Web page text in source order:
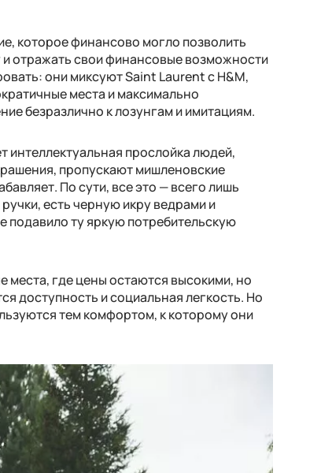
которое финансово могло позволить
отражать свои финансовые возможности
они миксуют Saint Laurent с H&M,
места и максимально
безразлично к лозунгам и имитациям.
интеллектуальная прослойка людей,
пропускают мишленовские
По сути, все это — всего лишь
есть черную икру ведрами и
ту яркую потребительскую
места, где цены остаются высокими, но
доступность и социальная легкость. Но
тем комфортом, к которому они